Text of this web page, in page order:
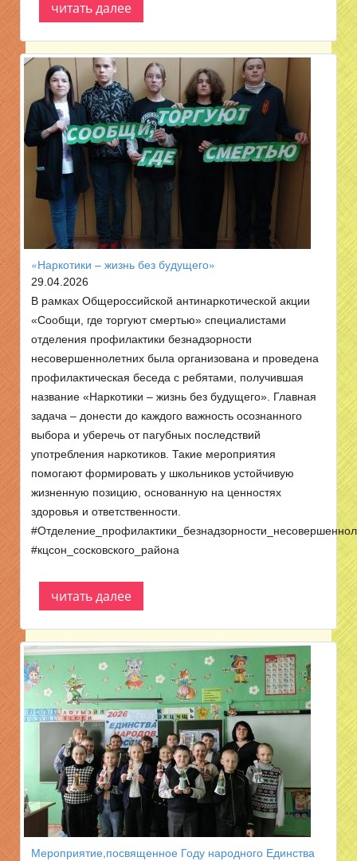
читать далее
«Наркотики – жизнь без будущего»
29.04.2026
В рамках Общероссийской антинаркотической акции
«Сообщи, где торгуют смертью» специалистами
отделения профилактики безнадзорности
несовершеннолетних была организована и проведена
профилактическая беседа с ребятами, получившая
название «Наркотики – жизнь без будущего». Главная
задача – донести до каждого важность осознанного
выбора и уберечь от пагубных последствий
употребления наркотиков. Такие мероприятия
помогают формировать у школьников устойчивую
жизненную позицию, основанную на ценностях
здоровья и ответственности.
#кцсон_сосковского_района
читать далее
Мероприятие,посвященное Году народного Единства